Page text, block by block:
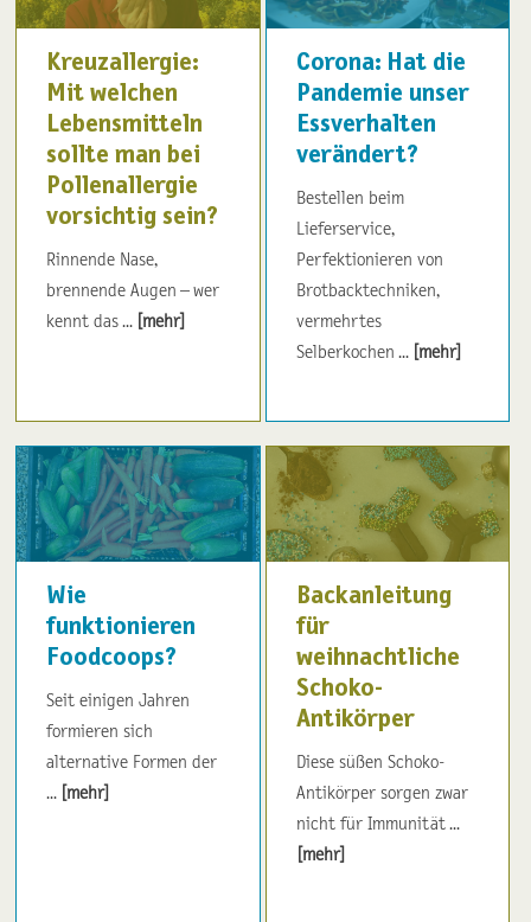
Kreuzallergie:
Mit welchen
Lebensmitteln
sollte man bei
Pollenallergie
vorsichtig sein?
Rinnende Nase,
brennende Augen – wer
kennt das ... [mehr]
Corona: Hat die
Pandemie unser
Essverhalten
verändert?
Bestellen beim
Lieferservice,
Perfektionieren von
Brotbacktechniken,
vermehrtes
Selberkochen ... [mehr]
Wie
funktionieren
Foodcoops?
Seit einigen Jahren
formieren sich
alternative Formen der
... [mehr]
Backanleitung
für
weihnachtliche
Schoko-
Antikörper
Diese süßen Schoko-
Antikörper sorgen zwar
nicht für Immunität ...
[mehr]